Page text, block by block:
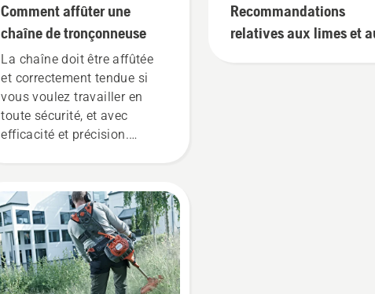
Comment affûter une
chaîne de tronçonneuse
La chaîne doit être affûtée
et correctement tendue si
vous voulez travailler en
toute sécurité, et avec
efficacité et précision.
la chaîne.
Recommandations
relatives aux limes et